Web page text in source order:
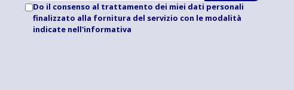
Do il consenso al trattamento dei miei dati personali
finalizzato alla fornitura del servizio con le modalità
indicate nell'informativa